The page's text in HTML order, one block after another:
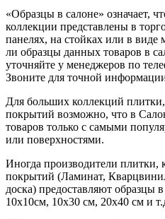
«Образцы в салоне» означает,
коллекции представлены в
панелях, на стойках или в виде
ли образцы данных товаров в
уточняйте у менеджеров по
Звоните для точной
Для больших коллекций
покрытий возможно, что в
товаров только с самыми
или поверхностями.
Иногда производители плитки,
покрытий (Ламинат,
доска) предоставляют образцы
10х10см, 10х30 см, 20х40 см и